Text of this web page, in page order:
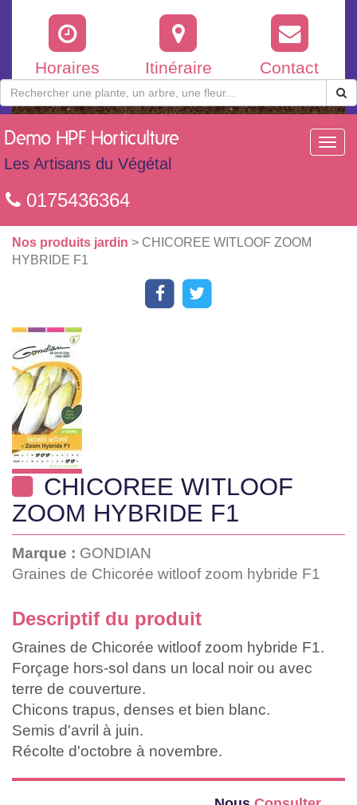
Horaires Itinéraire Contact
Demo HPF Horticulture
Les Artisans du Végétal
0175436364
Nos produits jardin > CHICOREE WITLOOF ZOOM
HYBRIDE F1
CHICOREE WITLOOF
ZOOM HYBRIDE F1
Marque : GONDIAN
Graines de Chicorée witloof zoom hybride F1
Descriptif du produit
Graines de Chicorée witloof zoom hybride F1.
Forçage hors-sol dans un local noir ou avec
terre de couverture.
Chicons trapus, denses et bien blanc.
Semis d'avril à juin.
Récolte d'octobre à novembre.